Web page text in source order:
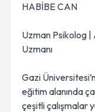
HABİBE CAN
Uzman Psikolog |
Uzmanı
Gazi
eğitim alanında
çeşitli çalışmalar